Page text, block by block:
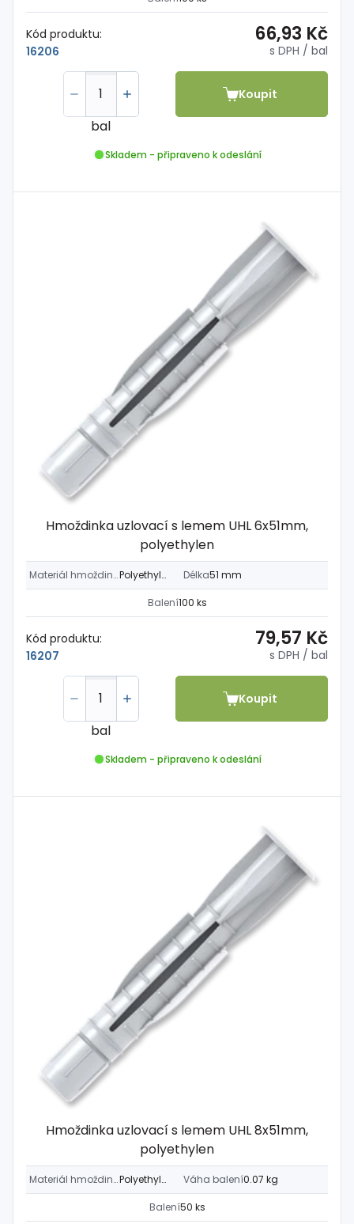
Kód produktu:
16206
66,93 Kč
s DPH / bal
bal
Koupit
Skladem - připraveno k odeslání
Hmoždinka uzlovací s lemem UHL 6x51mm,
polyethylen
Materiál hmoždinky Polyethylen Délka51 mm
Balení100 ks
Kód produktu:
16207
79,57 Kč
s DPH / bal
bal
Koupit
Skladem - připraveno k odeslání
Hmoždinka uzlovací s lemem UHL 8x51mm,
polyethylen
Materiál hmoždinky Polyethylen Váha balení0.07 kg
Balení50 ks